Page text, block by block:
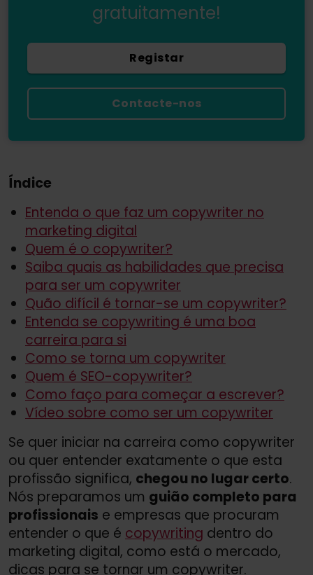
gratuitamente!
Registar
Contacte-nos
Índice
Entenda o que faz um copywriter no
marketing digital
Quem é o copywriter?
Saiba quais as habilidades que precisa
para ser um copywriter
Quão difícil é tornar-se um copywriter?
Entenda se copywriting é uma boa
carreira para si
Como se torna um copywriter
Quem é SEO-copywriter?
Como faço para começar a escrever?
Vídeo sobre como ser um copywriter
Se quer iniciar na carreira como copywriter
ou quer entender exatamente o que esta
profissão significa, chegou no lugar certo.
Nós preparamos um guião completo para
profissionais e empresas que procuram
entender o que é copywriting dentro do
marketing digital, como está o mercado,
dicas para se tornar um copywriter.